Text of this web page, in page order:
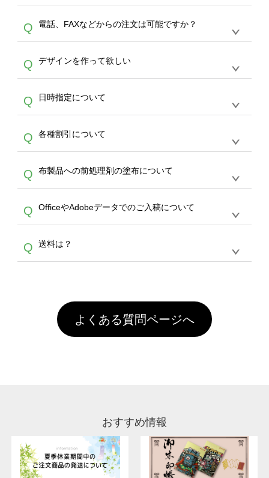
デザインの作成から決済まで完了できます。
30枚以上やシルク印刷など、大口注文の場合
は、サポートが担当するエコバッグコンシェル
やタンブラーコンシェルをご利用ください。製
作する数量が多ければ多いほど、オンデマンド
サービスよりも低価格で製作することが可能で
す。
A
ドできるデータ形式は、JPG / PNG / AI / PSD /
PDF 形式になります。データの最大サイズ
写真などもアップロード可能です。使用できな
い画像はエラーになります。（※ Illustratorか
らの直接入稿には対応していません。AIで保存
し、デザインツールからアップロードして下さ
い）
Q 電話、FAXなどからの注文は可能ですか？
A
文のみ受け付けております。30個以上のご製
作をお考えの方は、サポートが担当するエコバ
スをご利用頂ければ、電話やFAX、メールなど
でご注文が可能です。
Q デザインを作って欲しい
A
を作って欲しい。などの場合は、製作数量が
30個以上であれば、サポート担当が、デザイ
バッグコンシェル
サー
ビスをご利用ください。(※ 30個以下の場合
は、デザインツールをご利用ください)
Q 日時指定について
A
ん。発送後18時以降に配送業者・伝票番号を
メールでお知らせいたしますので、直接配送業
者にご連絡いただき調整をお願い致します。
Q 各種割引について
A
カート内で自動的に割引(最大50%)が適用され
ます。 【付与ポイント】購入金額の1％が1ポ
イントとして付与され、次回ご注文時に1ポイ
ント＝1円としてお使いいただけます。ポイン
トは発送完了の翌日に付与され、次回ご注文時
からご利用頂けます。ポイントの有効期限は一
年間です。【会員ランク】過去10カ月のご注
文回数により会員ランク割引(最大5%)が適用
頂いても、ログインがされていなければ、ラン
クにカウントがされません。
Q 布製品への前処理剤の塗布について
A
意点（前処理剤）】カラー生地（Tシャツのホ
ワイト、トートバッグのナチュラル、ホワイト
といって、プリントを定着させるための処理剤
を塗布しており、短納期・低価格で商品をお届
害な性質で、水洗いで落とすことが可能です。
お手数ですが、お客様ご自身にて着用前に落と
していただけますようお願いいたします。※1
通常注文・直送機能でのご注文に関わらず、前
Q OfficeやAdobeデータでのご入稿について
A
ません。いずれのデータも該当デザインのみ画
像(JPEG,PNG,GIF,PDF)に変換、またはAdobe
Q 送料は？
引」などによるお値引きで4,000円未満になる
場合は送料がかかりますので、ご注意くださ
い。
よくある質問ページへ
おすすめ情報